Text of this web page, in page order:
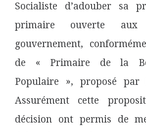
Socialiste d’adouber sa
primaire ouverte
gouvernement,
de « Primaire de la
Populaire », proposé
Assurément cette
décision ont permis de